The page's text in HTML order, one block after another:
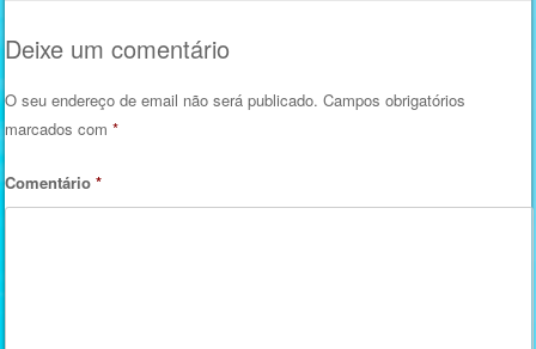
Deixe um comentário
O seu endereço de email não será publicado. Campos obrigatórios
marcados com*
Comentário*